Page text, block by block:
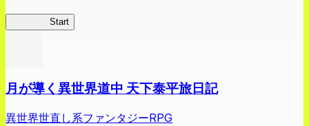
Start
月が導く異世界道中 天下泰平旅日記
異世界世直し系ファンタジーRPG